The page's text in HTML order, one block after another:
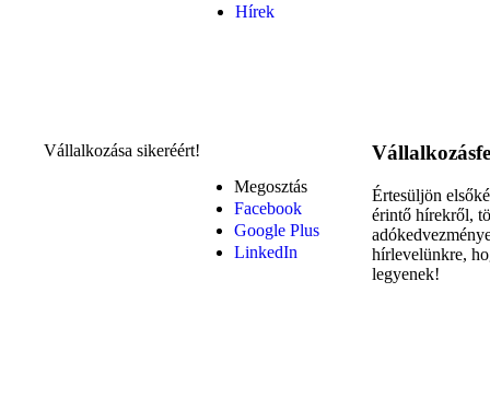
Hírek
Vállalkozása sikeréért!
Megosztás
Facebook
Google Plus
LinkedIn
Értesüljön
érintő hírekről,
hírlevelünkre,
legyenek!